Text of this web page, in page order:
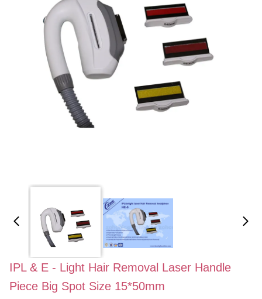
IPL & E - Light Hair Removal Laser Handle
Piece Big Spot Size 15*50mm